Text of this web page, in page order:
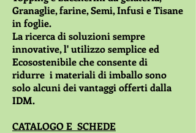
Granaglie, farine, Semi, Infusi e Tisane
in foglie.
La ricerca di soluzioni sempre
innovative, l' utilizzo semplice ed
Ecosostenibile che consente di
ridurre i materiali di imballo sono
solo alcuni dei vantaggi offerti dalla
IDM.
CATALOGO E SCHEDE